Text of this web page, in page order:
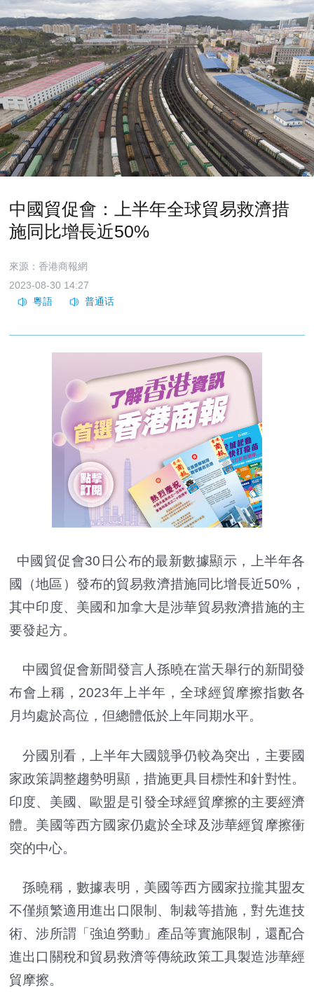
中國貿促會：上半年全球貿易救濟措
施同比增長近50%
來源：香港商報網
2023-08-30 14:27
中國貿促會30日公布的最新數據顯示，上半年各
國（地區）發布的貿易救濟措施同比增長近50%，
其中印度、美國和加拿大是涉華貿易救濟措施的主
要發起方。
中國貿促會新聞發言人孫曉在當天舉行的新聞發
布會上稱，2023年上半年，全球經貿摩擦指數各
月均處於高位，但總體低於上年同期水平。
分國別看，上半年大國競爭仍較為突出，主要國
家政策調整趨勢明顯，措施更具目標性和針對性。
印度、美國、歐盟是引發全球經貿摩擦的主要經濟
體。美國等西方國家仍處於全球及涉華經貿摩擦衝
突的中心。
孫曉稱，數據表明，美國等西方國家拉攏其盟友
不僅頻繁適用進出口限制、制裁等措施，對先進技
術、涉所謂「強迫勞動」產品等實施限制，還配合
進出口關稅和貿易救濟等傳統政策工具製造涉華經
貿摩擦。